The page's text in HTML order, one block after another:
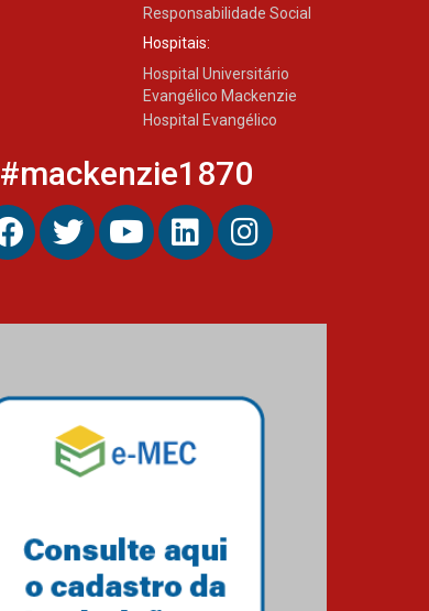
Responsabilidade Social
Hospitais:
Hospital Universitário
Evangélico Mackenzie
Hospital Evangélico
#mackenzie1870